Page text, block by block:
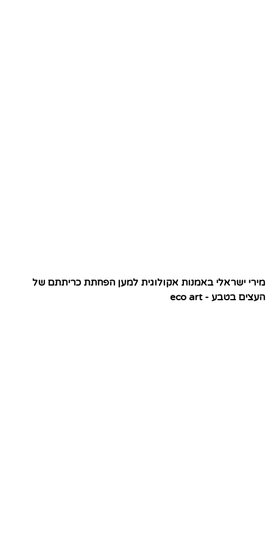
מירי ישראלי באמנות אקולוגית למען הפחתת כריתתם של
העצים בטבע - eco art